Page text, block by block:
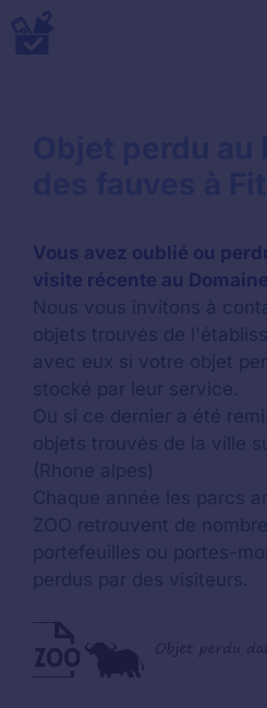
Aller
au
Vous avez oublié ou
visite récente au
Nous vous invitons à
objets trouvés de
avec eux si votre objet
stocké par leur service.
Ou si ce dernier a été
objets trouvés de la ville
(Rhone alpes)
Chaque année les parcs
ZOO retrouvent de
portefeuilles ou portes-
perdus par des visiteurs.